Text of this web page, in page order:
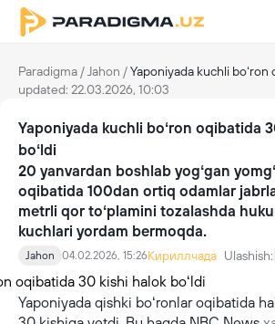
Paradigma / Jahon /Yaponiyada kuchli boʻron
updated: 22.03.2026, 10:03
Yaponiyada kuchli boʻron oqibatida
boʻldi
20 yanvardan boshlab yogʻgan
oqibatida 100dan ortiq odamlar
metrli qor toʻplamini tozalashda
kuchlari yordam bermoqda.
Jahon 04.02.2026, 15:26Кириллчада Ulashish:
Yaponiyada qishki boʻronlar oqibatida